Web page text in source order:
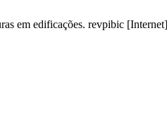
em edificações. revpibic